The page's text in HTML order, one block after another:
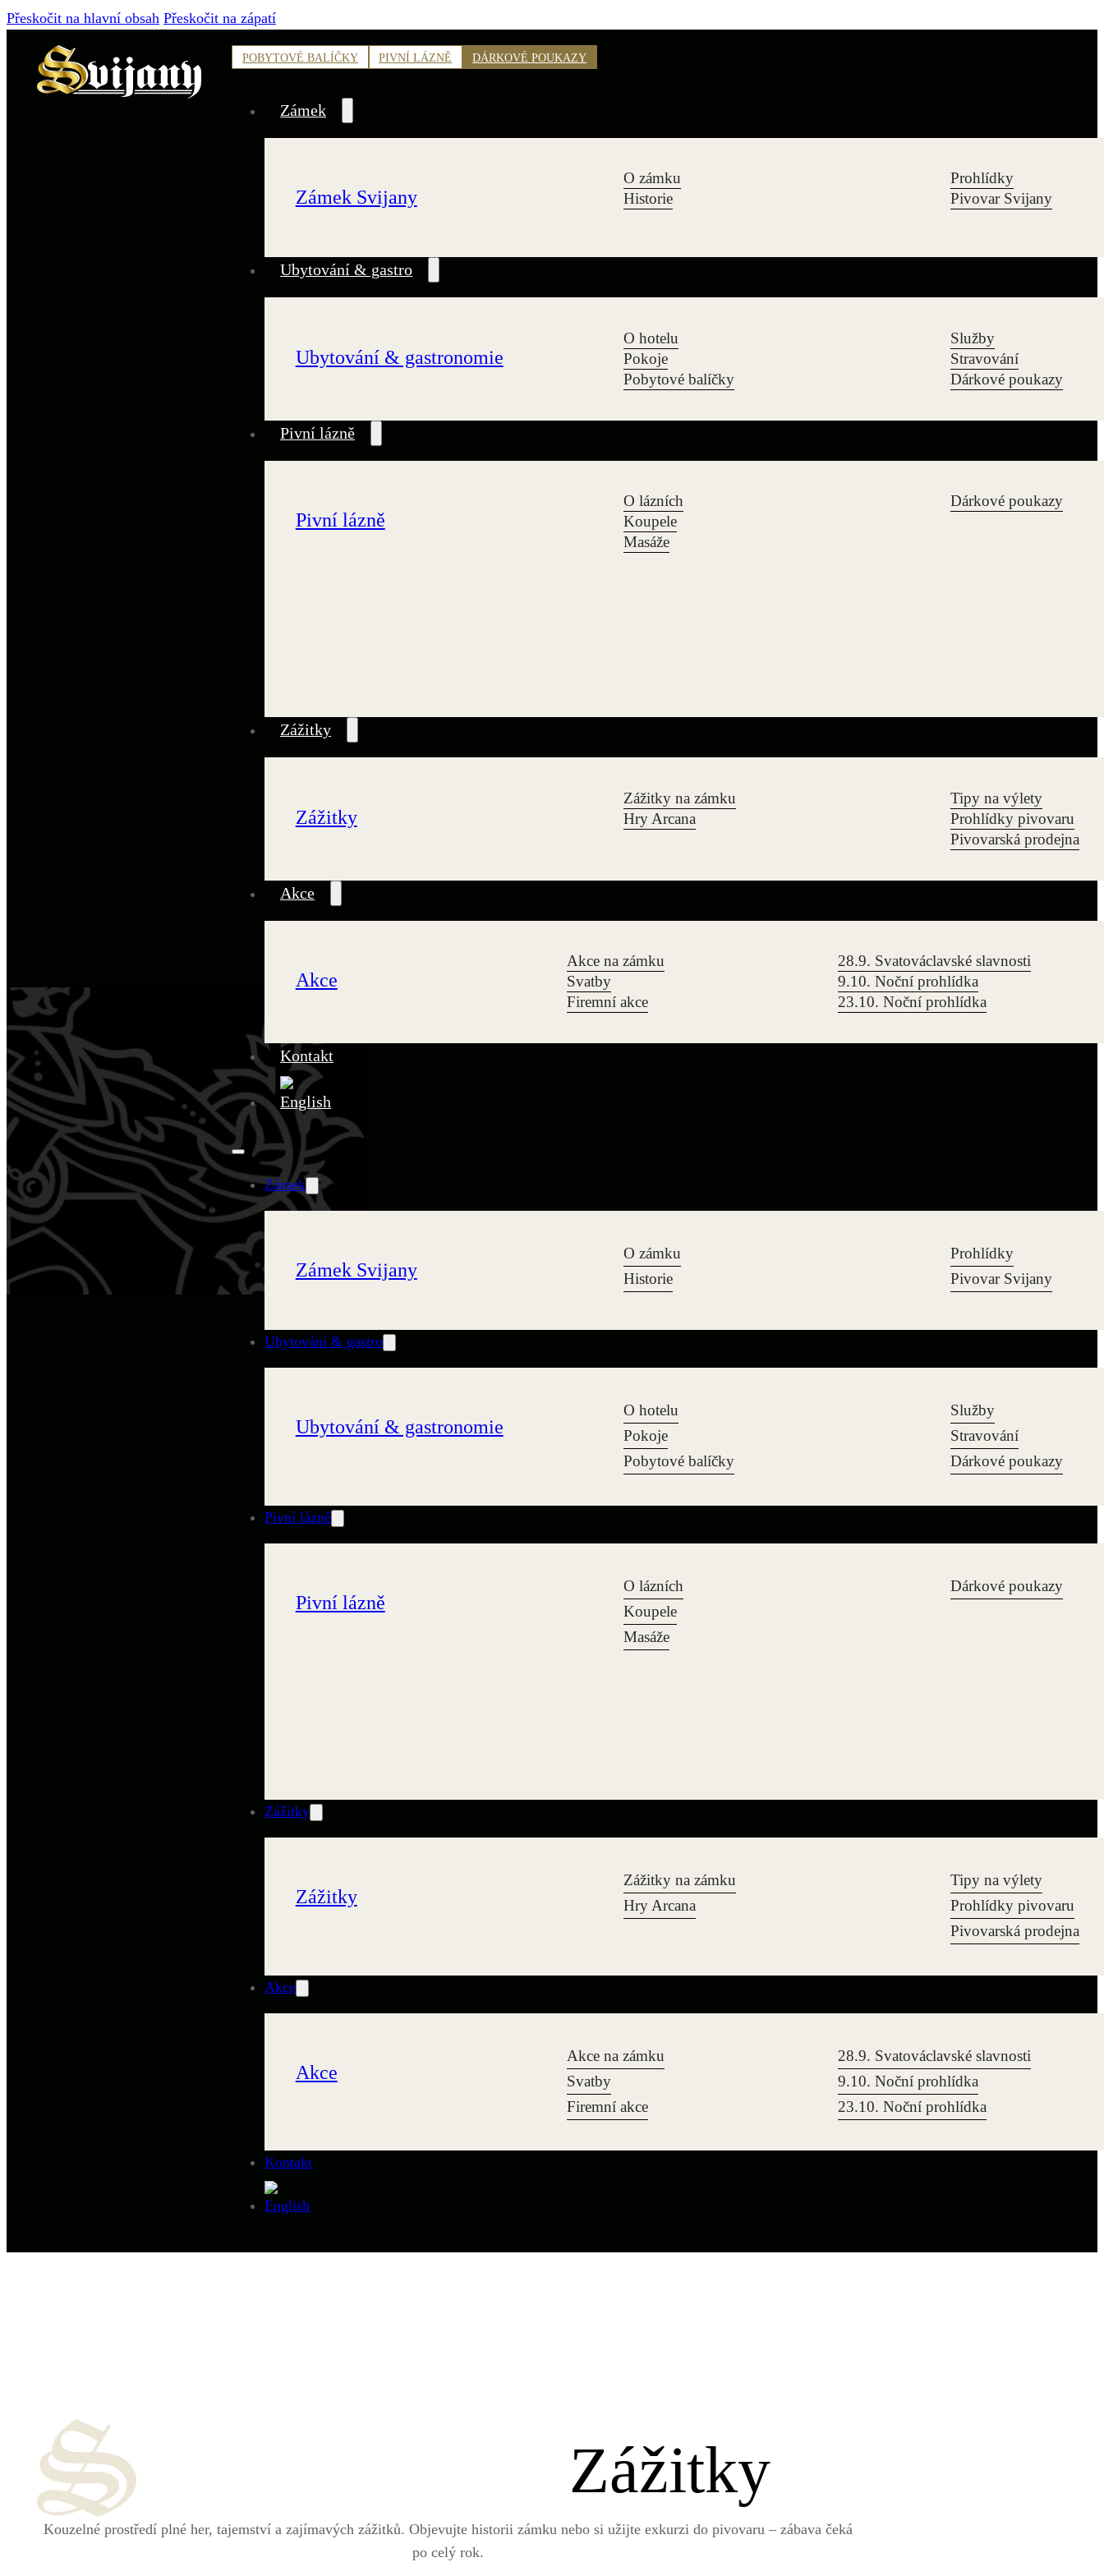
Přeskočit na hlavní obsah Přeskočit na zápatí
POBYTOVÉ BALÍČKY PIVNÍ LÁZNĚ DÁRKOVÉ POUKAZY
Zámek
Zámek Svijany
O zámku
Historie
Prohlídky
Pivovar Svijany
Ubytování & gastro
Ubytování & gastronomie
O hotelu
Pokoje
Pobytové balíčky
Služby
Stravování
Dárkové poukazy
Pivní lázně
Pivní lázně
O lázních
Koupele
Masáže
Dárkové poukazy
Zážitky
Zážitky
Zážitky na zámku
Hry Arcana
Tipy na výlety
Prohlídky pivovaru
Pivovarská prodejna
Akce
Akce
Akce na zámku
Svatby
Firemní akce
28.9. Svatováclavské slavnosti
9.10. Noční prohlídka
23.10. Noční prohlídka
Kontakt
Zámek
Zámek Svijany
O zámku
Historie
Prohlídky
Pivovar Svijany
Ubytování & gastro
Ubytování & gastronomie
O hotelu
Pokoje
Pobytové balíčky
Služby
Stravování
Dárkové poukazy
Pivní lázně
Pivní lázně
O lázních
Koupele
Masáže
Dárkové poukazy
Zážitky
Zážitky
Zážitky na zámku
Hry Arcana
Tipy na výlety
Prohlídky pivovaru
Pivovarská prodejna
Akce
Akce
Akce na zámku
Svatby
Firemní akce
28.9. Svatováclavské slavnosti
9.10. Noční prohlídka
23.10. Noční prohlídka
Kontakt
Zážitky
Kouzelné prostředí plné her, tajemství a zajímavých zážitků. Objevujte historii zámku nebo si užijte exkurzi do pivovaru – zábava čeká
po celý rok.